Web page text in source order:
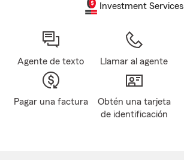
Investment Services
Agente de texto Llamar al agente
Pagar una factura
Obtén una tarjeta
de identificación